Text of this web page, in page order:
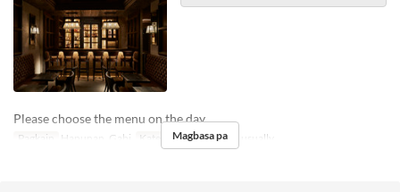
Please choose the menu on the day.
Pagkain Hapunan, Gabi Kategorya ng Upuan usually
Magbasa pa